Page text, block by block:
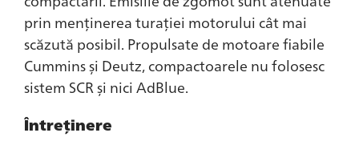
prin menținerea turației motorului cât mai
scăzută posibil. Propulsate de motoare fiabile
Cummins și Deutz, compactoarele nu folosesc
sistem SCR și nici AdBlue.
Întreținere